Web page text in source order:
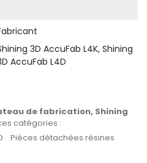
3D AccuFab L4K, Shining
AccuFab L4D
de fabrication, Shining
catégories :
Pièces détachées résines